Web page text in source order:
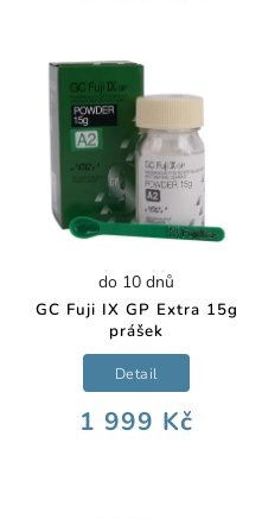
GC Fuji IX GP Extra 15g
prášek
do 10 dnů
1 999 Kč
Detail